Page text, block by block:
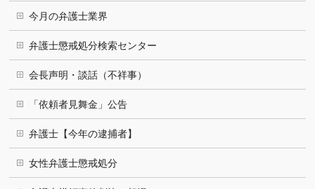
今月の弁護士業界
弁護士懲戒処分検索センター
会長声明・談話（不祥事）
「依頼者見舞金」公告
弁護士【今年の逮捕者】
女性弁護士懲戒処分